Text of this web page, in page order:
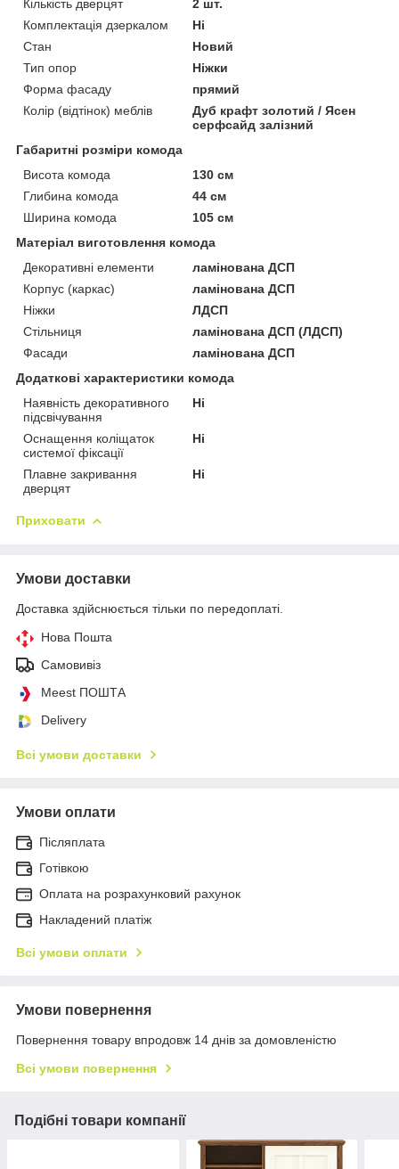
Кількість дверцят
2 шт.
Комплектація дзеркалом
Ні
Стан
Новий
Тип опор
Ніжки
Форма фасаду
прямий
Колір (відтінок) меблів
Дуб крафт золотий / Ясен
серфсайд залізний
Габаритні розміри комода
Висота комода
130 см
Глибина комода
44 см
Ширина комода
105 см
Матеріал виготовлення комода
Декоративні елементи
ламінована ДСП
Корпус (каркас)
ламінована ДСП
Ніжки
ЛДСП
Стільниця
ламінована ДСП (ЛДСП)
Фасади
ламінована ДСП
Додаткові характеристики комода
Наявність декоративного
підсвічування
Ні
Оснащення коліщаток
системої фіксації
Ні
Плавне закривання
дверцят
Ні
Приховати
Умови доставки
Доставка здійснюється тільки по передоплаті.
Нова Пошта
Самовивіз
Meest ПОШТА
Delivery
Всі умови доставки
Умови оплати
Післяплата
Готівкою
Оплата на розрахунковий рахунок
Накладений платіж
Всі умови оплати
Умови повернення
Повернення товару впродовж 14 днів за домовленістю
Всі умови повернення
Подібні товари компанії